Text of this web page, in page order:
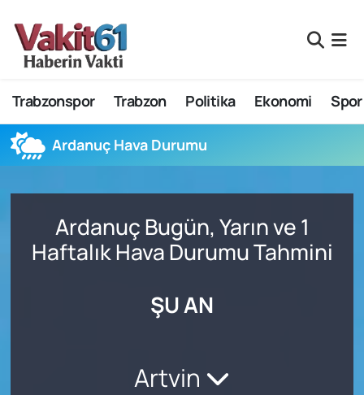
Trabzonspor Trabzon Politika Ekonomi Spor
Ardanuç Hava Durumu
Ardanuç Bugün, Yarın ve 1
Haftalık Hava Durumu Tahmini
ŞU AN
Artvin
Nöbetçi Eczaneler
Hava Durumu
Namaz Vakitleri
Süper Lig Puan Durumu ve Fikstür
Son Dakika Haberleri